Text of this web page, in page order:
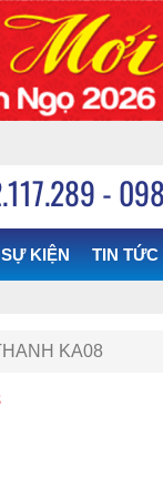
-
KIỆN TIN TỨC
KA08